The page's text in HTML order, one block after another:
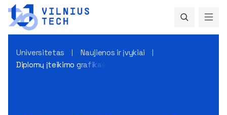
Universitetas
Naujienos ir įvykiai
Diplomų įteikimo grafikas